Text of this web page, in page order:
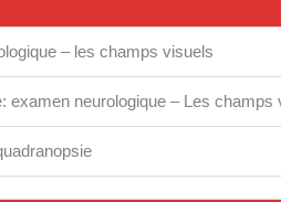
– les champs visuels
examen neurologique – Les champs